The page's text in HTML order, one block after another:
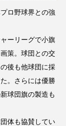
ロ野球界との強
ーリーグで小旗
策。球団との交
後も他球団に採
。さらには優勝
球団旗の製造も
体も協賛してい